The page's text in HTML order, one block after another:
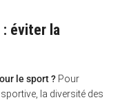
éviter la
le sport ?Pour
la diversité des